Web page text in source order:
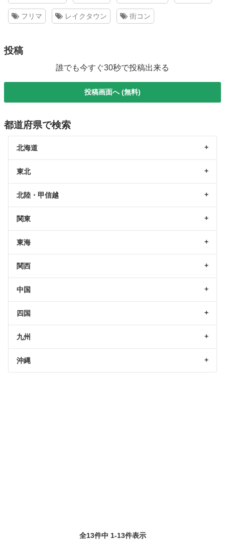
フリマ レイクタウン 街コン
投稿
誰でも今すぐ30秒で投稿出来る
投稿画面へ (無料)
都道府県で検索
北海道
東北
北陸・甲信越
関東
東海
関西
中国
四国
九州
沖縄
全13件中 1-13件表示